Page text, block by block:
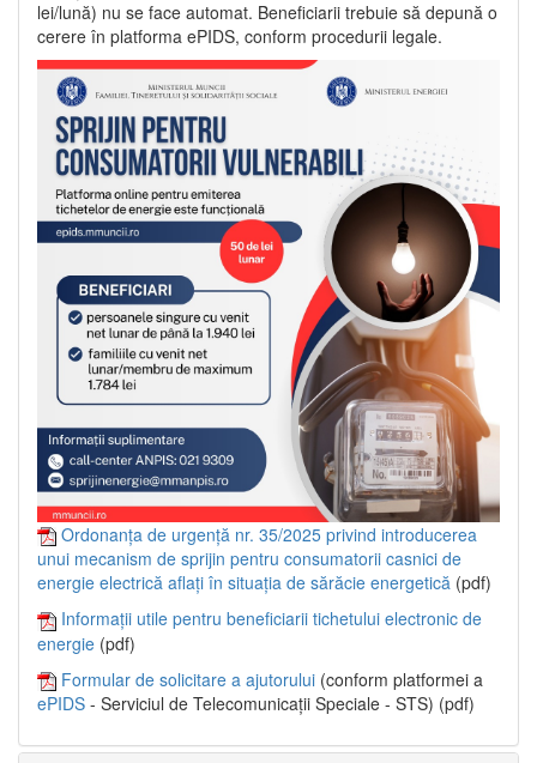
lei/lună) nu se face automat. Beneficiarii trebuie să depună o
cerere în platforma ePIDS, conform procedurii legale.
Ordonanța de urgență nr. 35/2025 privind introducerea
unui mecanism de sprijin pentru consumatorii casnici de
energie electrică aflați în situația de sărăcie energetică (pdf)
Informații utile pentru beneficiarii tichetului electronic de
energie (pdf)
Formular de solicitare a ajutorului (conform platformei a
ePIDS - Serviciul de Telecomunicații Speciale - STS) (pdf)